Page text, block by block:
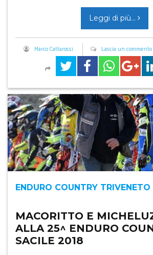
Leggi di più...
Marco Cattarossi Lascia un commento
ENDURO COUNTRY TRIVENETO
MACORITTO E
ALLA 25^ ENDURO
SACILE 2018